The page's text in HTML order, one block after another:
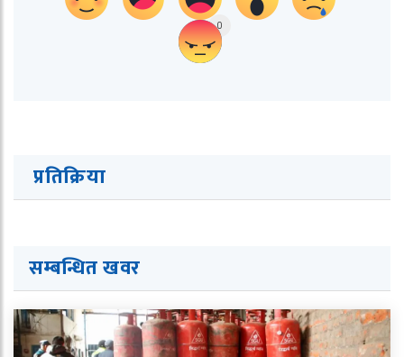
0
प्रतिक्रिया
सम्बन्धित खवर